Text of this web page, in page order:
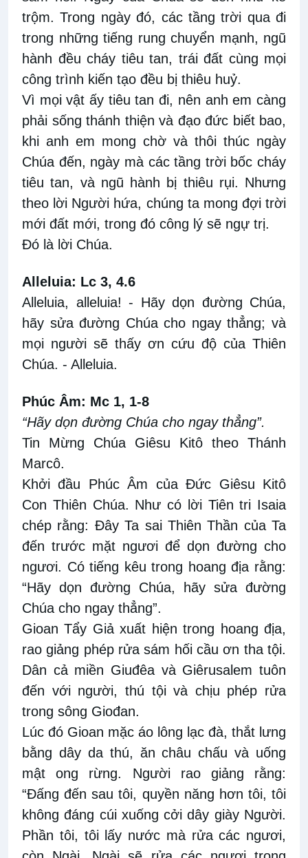
trộm. Trong ngày đó, các tầng trời qua đi
trong những tiếng rung chuyển mạnh, ngũ
hành đều cháy tiêu tan, trái đất cùng mọi
công trình kiến tạo đều bị thiêu huỷ.
Vì mọi vật ấy tiêu tan đi, nên anh em càng
phải sống thánh thiện và đạo đức biết bao,
khi anh em mong chờ và thôi thúc ngày
Chúa đến, ngày mà các tầng trời bốc cháy
tiêu tan, và ngũ hành bị thiêu rụi. Nhưng
theo lời Người hứa, chúng ta mong đợi trời
mới đất mới, trong đó công lý sẽ ngự trị.
Ðó là lời Chúa.
Alleluia: Lc 3, 4.6
Alleluia, alleluia! - Hãy dọn đường Chúa,
hãy sửa đường Chúa cho ngay thẳng; và
mọi người sẽ thấy ơn cứu độ của Thiên
Chúa. - Alleluia.
Phúc Âm: Mc 1, 1-8
“Hãy dọn đường Chúa cho ngay thẳng”.
Tin Mừng Chúa Giêsu Kitô theo Thánh
Marcô.
Khởi đầu Phúc Âm của Ðức Giêsu Kitô
Con Thiên Chúa. Như có lời Tiên tri Isaia
chép rằng: Ðây Ta sai Thiên Thần của Ta
đến trước mặt ngươi để dọn đường cho
ngươi. Có tiếng kêu trong hoang địa rằng:
“Hãy dọn đường Chúa, hãy sửa đường
Chúa cho ngay thẳng”.
Gioan Tẩy Giả xuất hiện trong hoang địa,
rao giảng phép rửa sám hối cầu ơn tha tội.
Dân cả miền Giuđêa và Giêrusalem tuôn
đến với người, thú tội và chịu phép rửa
trong sông Giođan.
Lúc đó Gioan mặc áo lông lạc đà, thắt lưng
bằng dây da thú, ăn châu chấu và uống
mật ong rừng. Người rao giảng rằng:
“Ðấng đến sau tôi, quyền năng hơn tôi, tôi
không đáng cúi xuống cởi dây giày Người.
Phần tôi, tôi lấy nước mà rửa các ngươi,